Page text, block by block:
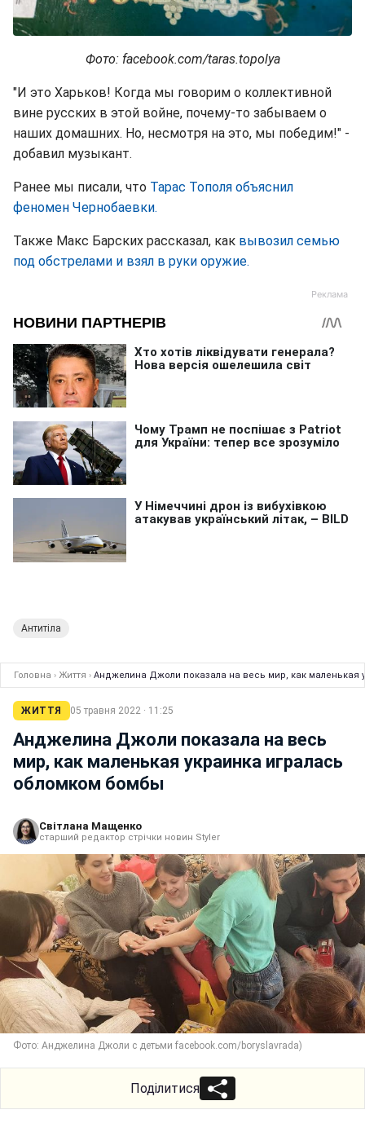
Фото: facebook.com/taras.topolya
"И это Харьков! Когда мы говорим о коллективной
вине русских в этой войне, почему-то забываем о
наших домашних. Но, несмотря на это, мы победим!" -
добавил музыкант.
Ранее мы писали, что Тарас Тополя объяснил
феномен Чернобаевки.
Также Макс Барских рассказал, как вывозил семью
под обстрелами и взял в руки оружие.
Антитіла
Головна › Життя › Анджелина Джоли показала на весь мир, как маленькая
ЖИТТЯ 05 травня 2022 · 11:25
Анджелина Джоли показала на весь
мир, как маленькая украинка игралась
обломком бомбы
Світлана Мащенко
старший редактор стрічки новин Styler
Фото: Анджелина Джоли с детьми facebook.com/boryslavrada)
Поділитися